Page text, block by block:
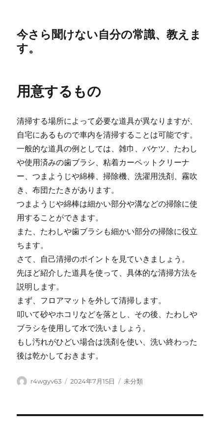
今さら聞けない自分の常識、教えま
す。
用意するもの
清掃する場所によって必要な道具が異なりますが、
自宅にあるもので車内を清掃することは可能です。
一般的な道具の例としては、雑巾、バケツ、たわし
や使用済みの歯ブラシ、粘着カーペットクリーナ
ー、つまようじや綿棒、掃除機、洗濯用洗剤、霧吹
き、布団たたきがあります。
つまようじや綿棒は細かい部分や溝などの掃除に使
用することができます。
また、たわしや歯ブラシも細かい部分の掃除に役立
ちます。
さて、自己清掃のポイントを見ていきましょう。
先ほど紹介した道具を使って、具体的な清掃方法を
説明します。
まず、フロアマットを外して清掃します。
叩いて砂やホコリなどを落とし、その後、たわしや
ブラシを使用して水で洗いましょう。
もし汚れがひどい場合は洗剤を使い、洗い終わった
後は乾かしておきます。
Author
r4wgyv63
Posted
2024年7月15日 Categories
未分類